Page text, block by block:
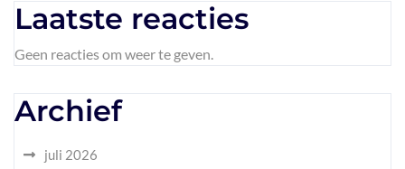
Laatste reacties
Geen reacties om weer te geven.
Archief
juli 2026